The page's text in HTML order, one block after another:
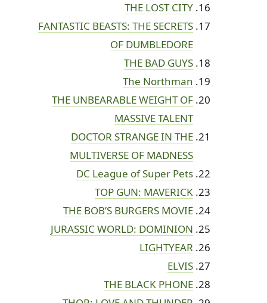
THE LOST CITY
FANTASTIC BEASTS: THE SECRETS
OF DUMBLEDORE
THE BAD GUYS
The Northman
THE UNBEARABLE WEIGHT OF
MASSIVE TALENT
DOCTOR STRANGE IN THE
MULTIVERSE OF MADNESS
DC League of Super Pets
TOP GUN: MAVERICK
THE BOB’S BURGERS MOVIE
JURASSIC WORLD: DOMINION
LIGHTYEAR
ELVIS
THE BLACK PHONE